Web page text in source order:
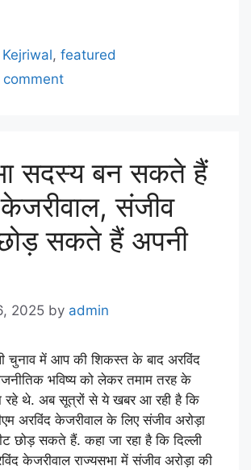
,featured
comment
सदस्य बन सकते हैं
संजीव
सकते हैं अपनी
2025 by admin
चुनाव में आप की शिकस्त के बाद अरविंद
भविष्य को लेकर तमाम तरह के
रहे थे. अब सूत्रों से ये खबर आ रही है कि
अरविंद केजरीवाल के लिए संजीव अरोड़ा
छोड़ सकते हैं. कहा जा रहा है कि दिल्ली
केजरीवाल राज्यसभा में संजीव अरोड़ा की